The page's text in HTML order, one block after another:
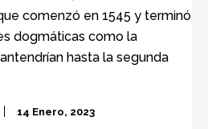
comenzó en 1545 y terminó
dogmáticas como la
hasta la segunda
14 Enero, 2023